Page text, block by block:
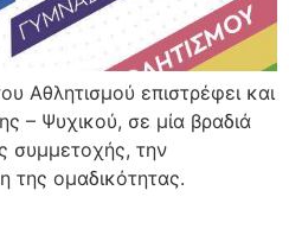
Αθλητισμού επιστρέφει και
– Ψυχικού, σε μία βραδιά
συμμετοχής, την
της ομαδικότητας.